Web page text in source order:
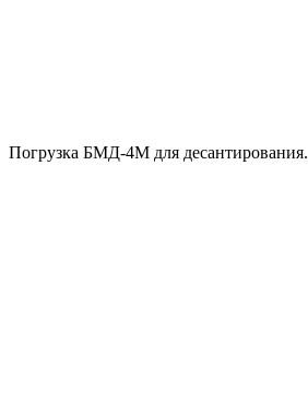
Погрузка БМД-4М для десантирования.